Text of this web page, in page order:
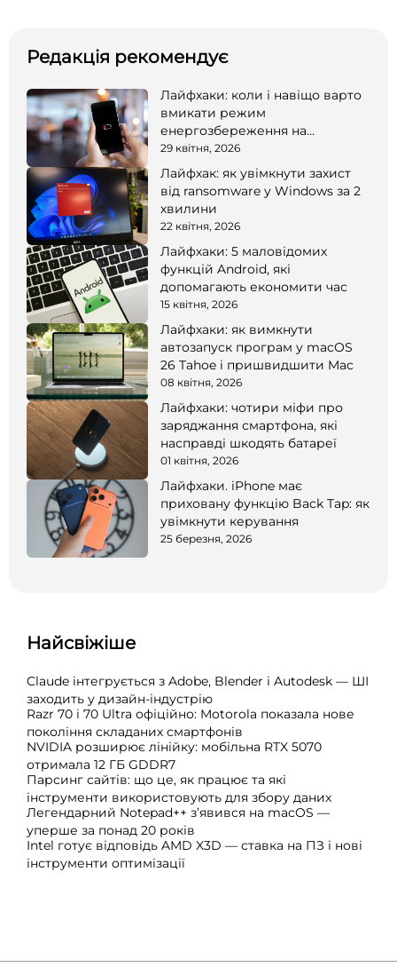
Редакція рекомендує
Лайфхаки: коли і навіщо варто
вмикати режим
енергозбереження на
смартфоні
29 квітня, 2026
Лайфхак: як увімкнути захист
від ransomware у Windows за 2
хвилини
22 квітня, 2026
Лайфхаки: 5 маловідомих
функцій Android, які
допомагають економити час
15 квітня, 2026
Лайфхаки: як вимкнути
автозапуск програм у macOS
26 Tahoe і пришвидшити Mac
08 квітня, 2026
Лайфхаки: чотири міфи про
заряджання смартфона, які
насправді шкодять батареї
01 квітня, 2026
Лайфхаки. iPhone має
приховану функцію Back Tap: як
увімкнути керування
25 березня, 2026
Найсвіжіше
Claude інтегрується з Adobe, Blender і Autodesk — ШІ
заходить у дизайн-індустрію
Razr 70 і 70 Ultra офіційно: Motorola показала нове
покоління складаних смартфонів
NVIDIA розширює лінійку: мобільна RTX 5070
отримала 12 ГБ GDDR7
Парсинг сайтів: що це, як працює та які
інструменти використовують для збору даних
Легендарний Notepad++ з’явився на macOS —
уперше за понад 20 років
Intel готує відповідь AMD X3D — ставка на ПЗ і нові
інструменти оптимізації